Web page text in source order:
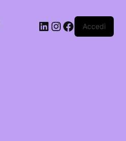
LinkedIn
Instagram
Facebook
Accedi